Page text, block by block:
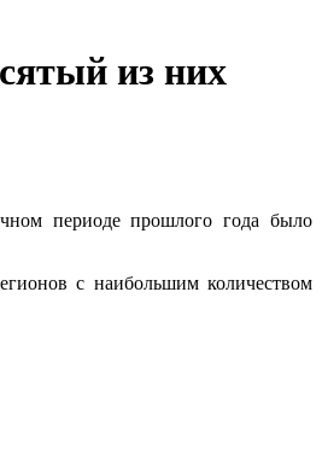
из них
периоде прошлого года было
с наибольшим количеством